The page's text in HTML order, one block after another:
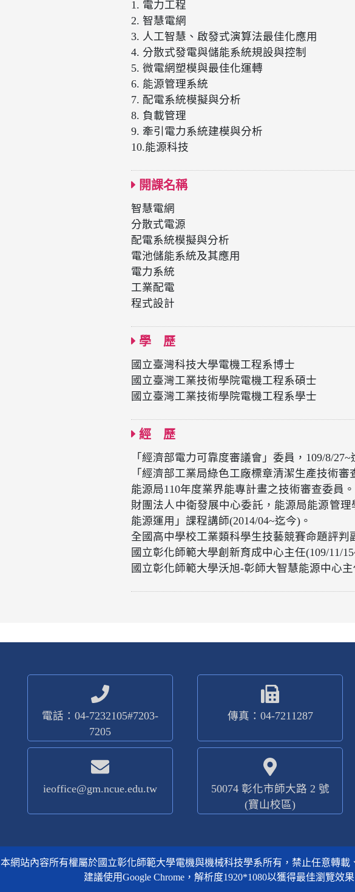
1. 電力工程
2. 智慧電網
3. 人工智慧、啟發式演算法最佳化應用
4. 分散式發電與儲能系統規設與控制
5. 微電網塑模與最佳化運轉
6. 能源管理系統
7. 配電系統模擬與分析
8. 負載管理
9. 牽引電力系統建模與分析
10.能源科技
開課名稱
智慧電網
分散式電源
配電系統模擬與分析
電池儲能系統及其應用
電力系統
工業配電
程式設計
學 歷
國立臺灣科技大學電機工程系博士
國立臺灣工業技術學院電機工程系碩士
國立臺灣工業技術學院電機工程系學士
經 歷
「經濟部電力可靠度審議會」委員，109/8/27~
「經濟部工業局綠色工廠標章清潔生產技術審
能源局110年度業界能專計畫之技術審查委員。
財團法人中衛發展中心委託，能源局能源管
能源運用」課程講師(2014/04~迄今)。
全國高中學校工業類科學生技藝競賽命題評判
國立彰化師範大學創新育成中心主任(109/11/
國立彰化師範大學沃旭-彰師大智慧能源中心主
電話：04-7232105#7203-
7205
傳真：04-7211287
ieoffice@gm.ncue.edu.tw
50074 彰化市師大路 2 號
(寶山校區)
本網站內容所有權屬於國立彰化師範大學電機與機械科技學系所有，禁止任意轉載
建議使用Google Chrome，解析度1920*1080以獲得最佳瀏覽效果